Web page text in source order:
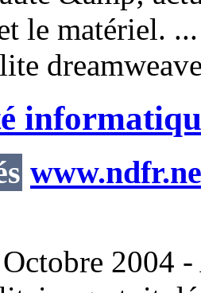
le matériel.
2004